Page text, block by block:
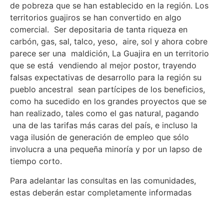
de pobreza que se han establecido en la región. Los
territorios guajiros se han convertido en algo
comercial. Ser depositaria de tanta riqueza en
carbón, gas, sal, talco, yeso, aire, sol y ahora cobre
parece ser una maldición, La Guajira en un territorio
que se está vendiendo al mejor postor, trayendo
falsas expectativas de desarrollo para la región su
pueblo ancestral sean partícipes de los beneficios,
como ha sucedido en los grandes proyectos que se
han realizado, tales como el gas natural, pagando
una de las tarifas más caras del país, e incluso la
vaga ilusión de generación de empleo que sólo
involucra a una pequeña minoría y por un lapso de
tiempo corto.
Para adelantar las consultas en las comunidades,
estas deberán estar completamente informadas